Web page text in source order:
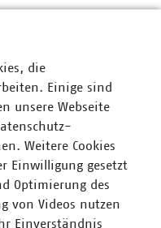
die
Einige sind
unsere Webseite
Weitere Cookies
Einwilligung gesetzt
Optimierung des
von Videos nutzen
Einverständnis